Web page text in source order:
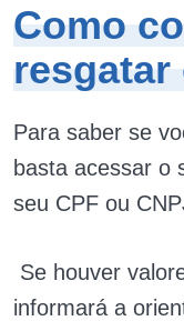
Como
resgatar
Para saber se
basta acessar o
seu CPF ou
Se houver
informará a